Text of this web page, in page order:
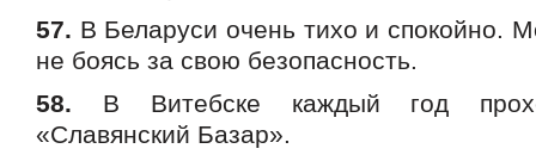
57. В Беларуси очень тихо и спокойно.
не боясь за свою безопасность.
58. В Витебске каждый год
«Славянский Базар».